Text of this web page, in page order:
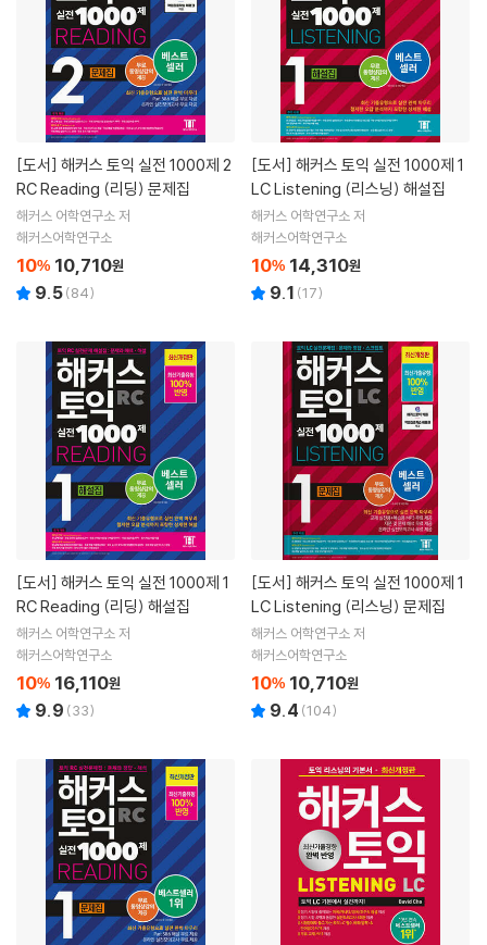
[도서]
RC Reading (리딩) 문제집
해커스 어학연구소 저
해커스어학연구소
10% 10,710원
9.5(84)
[도서]
LC Listening (리스닝) 해설집
해커스 어학연구소 저
해커스어학연구소
10% 14,310원
9.1 (17)
[도서]
RC Reading (리딩) 해설집
해커스 어학연구소 저
해커스어학연구소
10% 16,110원
9.9 (33)
[도서]
LC Listening (리스닝) 문제집
해커스 어학연구소 저
해커스어학연구소
10% 10,710원
9.4 (104)